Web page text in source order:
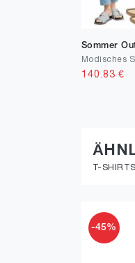
Sommer
Modisches
140.83 €
T-
-45%